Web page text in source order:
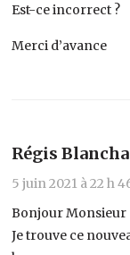
Est-ce incorrect ?
Merci d’avance
Régis
5 juin 2021 à 22 h
Bonjour Monsieur
Je trouve ce